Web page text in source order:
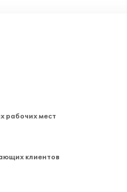
рабочих мест
клиентов